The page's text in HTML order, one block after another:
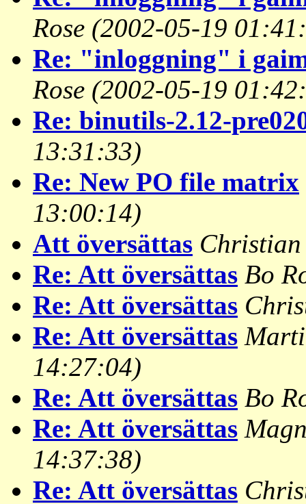
Rose (2002-05-19
Re: "inloggning" i
Rose (2002-05-19
Re: binutils-2.12-
13:31:33)
Re: New PO file matrix
13:00:14)
Att översättas Christian
Re: Att översättas Bo
Re: Att översättas
Re: Att översättas
14:27:04)
Re: Att översättas Bo
Re: Att översättas
14:37:38)
Re: Att översättas